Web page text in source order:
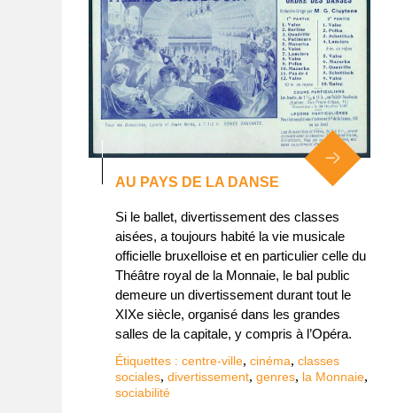
AU PAYS DE LA DANSE
Si le ballet, divertissement des classes
aisées, a toujours habité la vie musicale
officielle bruxelloise et en particulier celle du
Théâtre royal de la Monnaie, le bal public
demeure un divertissement durant tout le
XIXe siècle, organisé dans les grandes
salles de la capitale, y compris à l’Opéra.
Étiquettes : centre-ville, cinéma, classes
sociales, divertissement, genres, la Monnaie,
sociabilité